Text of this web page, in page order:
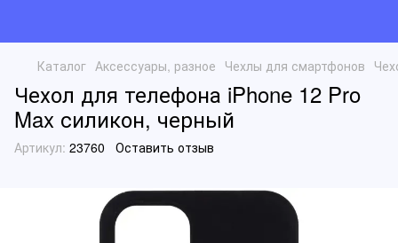
Каталог Аксессуары, разное Чехлы для смартфонов
Чехол для телефона iPhone 12 Pro
Max силикон, черный
Артикул: 23760 Оставить отзыв